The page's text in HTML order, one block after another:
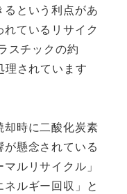
という利点があ
ているリサイク
スチックの約
理されています
却時に二酸化炭素
懸念されている
ルリサイクル」
ルギー回収」と